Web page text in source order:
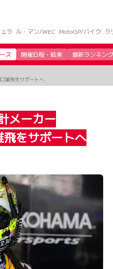
ラ ル・マン/WEC MotoGP/バイク ラ
ス 開催日程・結果 最新ランキング
雄飛をサポートへ
メーカー
飛をサポートへ